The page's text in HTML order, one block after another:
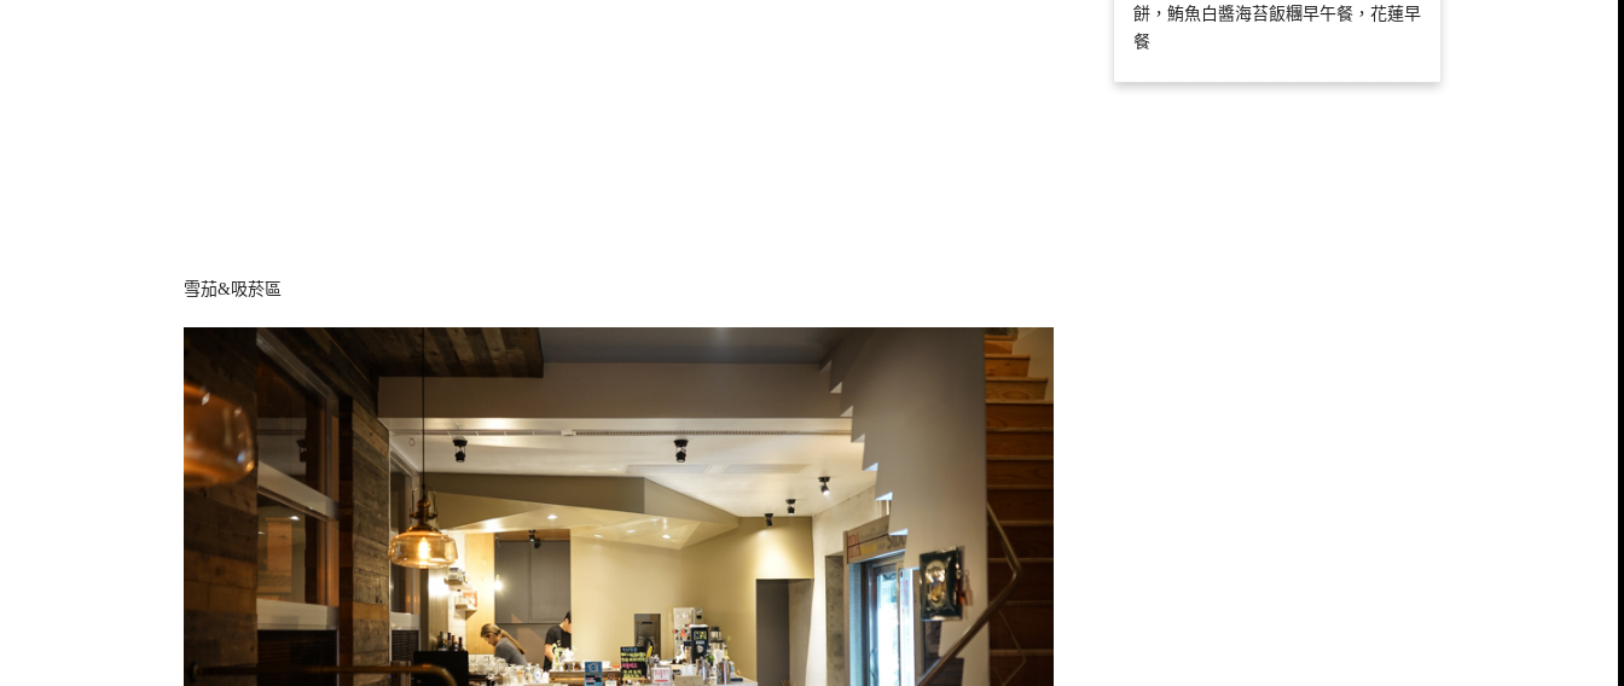
雪茄&吸菸區
餅，鮪魚白醬海苔飯糰早午餐，花蓮早
餐